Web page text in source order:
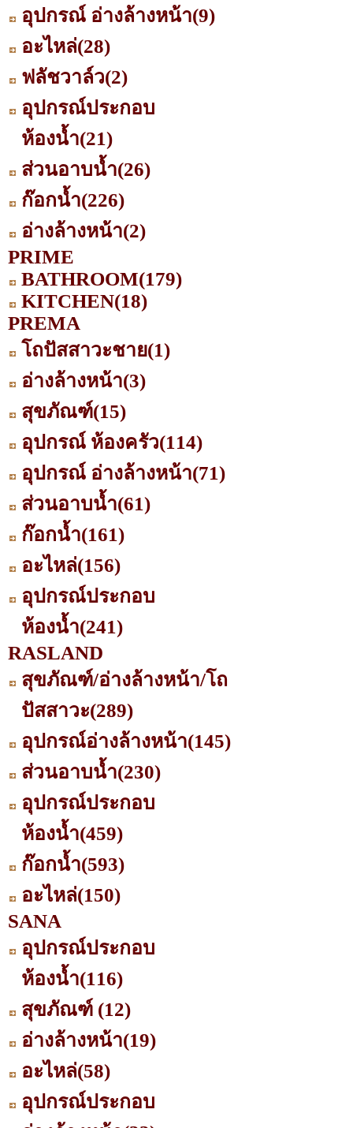
อุปกรณ์ อ่างล้างหน้า(9)
อะไหล่(28)
ฟลัชวาล์ว(2)
อุปกรณ์ประกอบ
ห้องน้ำ(21)
ส่วนอาบน้ำ(26)
ก๊อกน้ำ(226)
อ่างล้างหน้า(2)
PRIME
BATHROOM(179)
KITCHEN(18)
PREMA
โถปัสสาวะชาย(1)
อ่างล้างหน้า(3)
สุขภัณฑ์(15)
อุปกรณ์ ห้องครัว(114)
อุปกรณ์ อ่างล้างหน้า(71)
ส่วนอาบน้ำ(61)
ก๊อกน้ำ(161)
อะไหล่(156)
อุปกรณ์ประกอบ
ห้องน้ำ(241)
RASLAND
สุขภัณฑ์/อ่างล้างหน้า/โถ
ปัสสาวะ(289)
อุปกรณ์อ่างล้างหน้า(145)
ส่วนอาบน้ำ(230)
อุปกรณ์ประกอบ
ห้องน้ำ(459)
ก๊อกน้ำ(593)
อะไหล่(150)
SANA
อุปกรณ์ประกอบ
ห้องน้ำ(116)
สุขภัณฑ์ (12)
อ่างล้างหน้า(19)
อะไหล่(58)
อุปกรณ์ประกอบ